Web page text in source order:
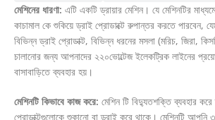
মেশিনের ধারণা: এটি একটি ড্রায়ার মেশিন। যে মেশিনটির
কাচামাল কে শুকিয়ে ড্রাই প্রোডাক্টে রুপান্তর করতে পারবেন,
বিভিন্ন ড্রাই প্রোডাক্ট, বিভিন্ন ধরনের মসলা (মরিচ, জিরা,
চালানোর জন্য আপনাদের ২২০ভোল্টেজ ইলেকট্রিক লাইনের
বাসাবাড়িতে ব্যবহার হয়।
মেশিনটি কিভাবে কাজ করে: মেশিন টি বিদ্যুতশক্তি ব্যবহার
প্রোডাক্টগুলোকে শুকানো বা ড্রাই করে থাকে। মেশিনটি আপনি